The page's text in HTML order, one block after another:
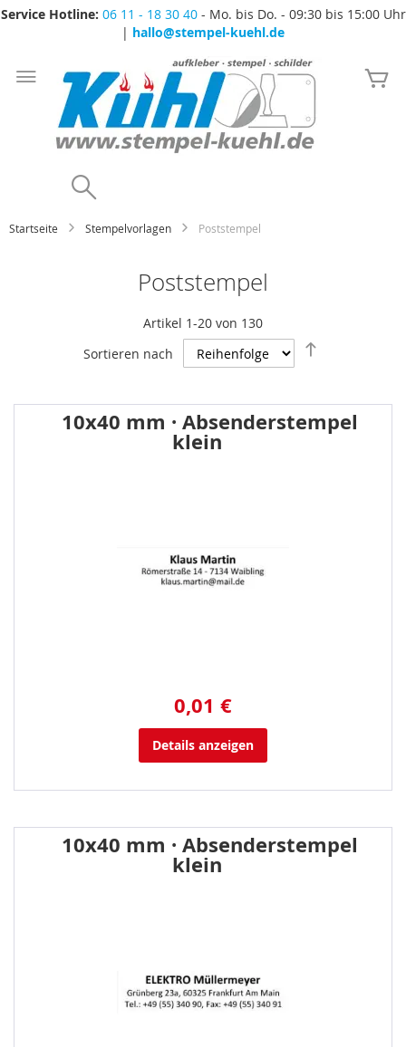
Service Hotline: 06 11 - 18 30 40- Mo. bis Do. - 09:30 bis 15:00 Uhr
| hallo@stempel-kuehl.de
Zum
Inhalt
springen
Startseite Stempelvorlagen Poststempel
Poststempel
Artikel 1-20 von 130
Sortieren nach
10x40 mm · Absenderstempel
klein
0,01 €
Details anzeigen
10x40 mm · Absenderstempel
klein